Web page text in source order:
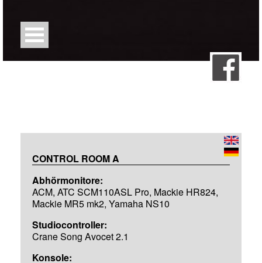
CONTROL ROOM A
Abhörmonitore:
ACM, ATC SCM110ASL Pro, Mackie HR824,
Mackie MR5 mk2, Yamaha NS10
Studiocontroller:
Crane Song Avocet 2.1
Konsole: